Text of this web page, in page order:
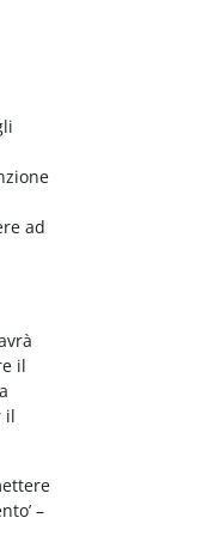
ad
il
il
–